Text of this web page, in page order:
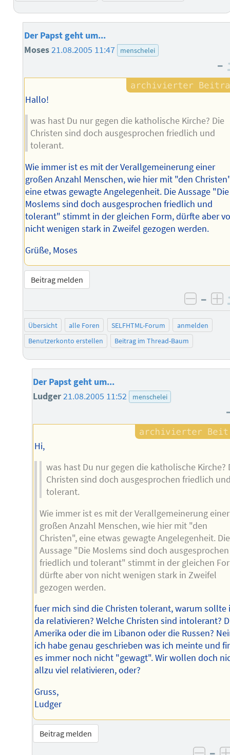
Der Papst geht um...
Moses21.08.2005 11:47 menschelei
–
Hallo!
was hast Du nur gegen die katholische Kirche? Die
Christen sind doch ausgesprochen friedlich und
tolerant.
Wie immer ist es mit der Verallgemeinerung einer
großen Anzahl Menschen, wie hier mit "den
eine etwas gewagte Angelegenheit. Die Aussage "Die
Moslems sind doch ausgesprochen friedlich und
tolerant" stimmt in der gleichen Form, dürfte aber
nicht wenigen stark in Zweifel gezogen werden.
Grüße, Moses
Beitrag melden
–
Übersicht alle Foren SELFHTML-Forum
anmelden
Benutzerkonto erstellen
Beitrag im Thread-Baum
Der Papst geht um...
Ludger21.08.2005 11:52 menschelei
Hi,
was hast Du nur gegen die katholische Kirche?
Christen sind doch ausgesprochen friedlich
tolerant.
Wie immer ist es mit der Verallgemeinerung einer
großen Anzahl Menschen, wie hier mit "den
Christen", eine etwas gewagte Angelegenheit. Die
Aussage "Die Moslems sind doch ausgesprochen
friedlich und tolerant" stimmt in der gleichen
dürfte aber von nicht wenigen stark in Zweifel
gezogen werden.
fuer mich sind die Christen tolerant, warum sollte
da relativieren? Welche Christen sind intolerant?
Amerika oder die im Libanon oder die Russen?
ich habe genau geschrieben was ich meinte und
es immer noch nicht "gewagt". Wir wollen doch
allzu viel relativieren, oder?
Gruss,
Ludger
Beitrag melden